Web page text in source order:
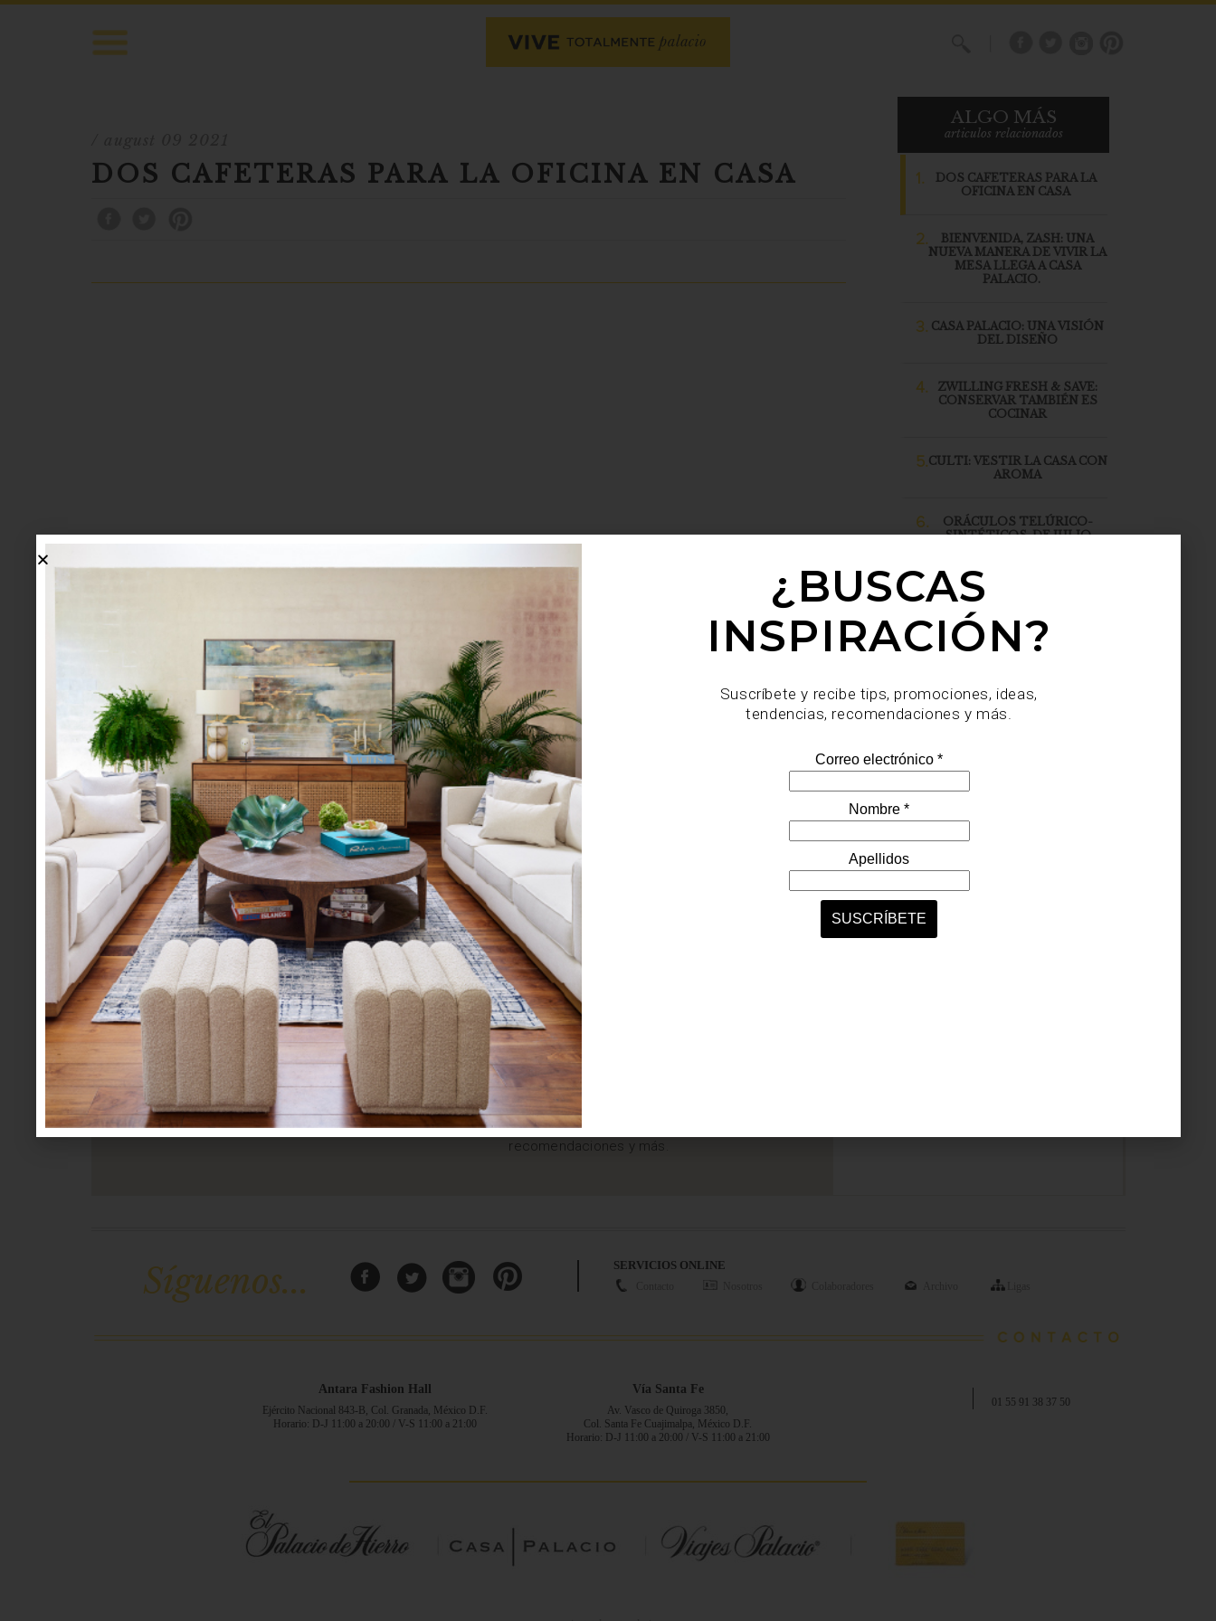
DOS CAFETERAS PARA LA OFICINA EN CASA
ALGO MÁS
articulos relacionados
1.
DOS CAFETERAS PARA LA
OFICINA EN CASA
2.
BIENVENIDA, ZASH: UNA
NUEVA MANERA DE VIVIR LA
MESA LLEGA A CASA
PALACIO.
3. CASA PALACIO: UNA VISIÓN
DEL DISEÑO
4.
ZWILLING FRESH & SAVE:
CONSERVAR TAMBIÉN ES
COCINAR
5.CULTI: VESTIR LA CASA CON
AROMA
6.
ORÁCULOS TELÚRICO-
SINTÉTICOS, DE JULIO
lo más nuevo
1.
BIENVENIDA, ZASH: UNA
NUEVA MANERA DE VIVIR
LA MESA LLEGA A CASA
PALACIO.
mesa y cocina
august 05 2026
¿BUSCAS MÁS
INSPIRACIÓN?
Suscríbete y recibe tips, promociones, ideas, tendencias,
recomendaciones y más.
Síguenos... SERVICIOS ONLINE
Antara Fashion Hall
Ejército Nacional 843-B, Col. Granada, México D.F.
Horario: D-J 11:00 a 20:00 / V-S 11:00 a 21:00
Vía Santa Fe
Av. Vasco de Quiroga 3850,
Col. Santa Fe Cuajimalpa, México D.F.
Horario: D-J 11:00 a 20:00 / V-S 11:00 a 21:00
01 55 91 38 37 50
¿BUSCAS
INSPIRACIÓN?
Suscríbete y recibe tips, promociones, ideas,
tendencias, recomendaciones y más.